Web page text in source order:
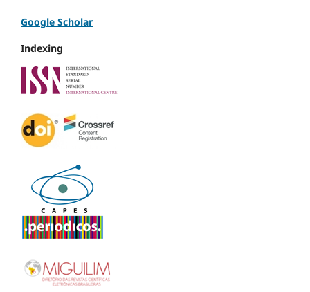
Google Scholar
Indexing